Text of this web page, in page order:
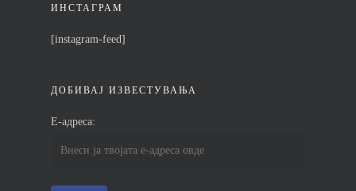
ИНСТАГРАМ
[instagram-feed]
ДОБИВАЈ ИЗВЕСТУВАЊА
Е-адреса: